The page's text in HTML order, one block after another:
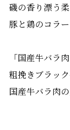
磯の香り漂う
豚と鶏のコラ
「国産牛バラ
粗挽きブラッ
国産牛バラ肉の